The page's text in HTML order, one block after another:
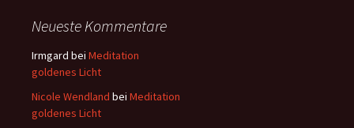
Neueste Kommentare
Irmgard bei Meditation
goldenes Licht
Nicole Wendland bei Meditation
goldenes Licht